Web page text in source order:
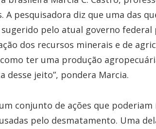
A pesquisadora diz que uma das
pelo atual governo federal
dos recursos minerais e de
ter uma produção
desse jeito”, pondera Marcia.
conjunto de ações que
pelo desmatamento. Uma